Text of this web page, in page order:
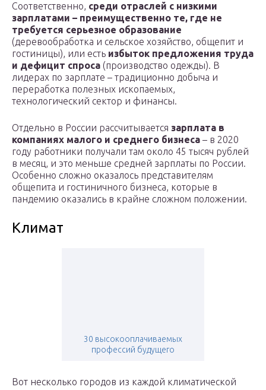
Соответственно, среди отраслей с низкими
зарплатами – преимущественно те, где не
требуется серьезное образование
(деревообработка и сельское хозяйство, общепит и
гостиницы), или есть избыток предложения труда
и дефицит спроса (производство одежды). В
лидерах по зарплате – традиционно добыча и
переработка полезных ископаемых,
технологический сектор и финансы.
Отдельно в России рассчитывается зарплата в
компаниях малого и среднего бизнеса – в 2020
году работники получали там около 45 тысяч рублей
в месяц, и это меньше средней зарплаты по России.
Особенно сложно оказалось представителям
общепита и гостиничного бизнеса, которые в
пандемию оказались в крайне сложном положении.
Климат
30 высокооплачиваемых
профессий будущего
Вот несколько городов из каждой климатической